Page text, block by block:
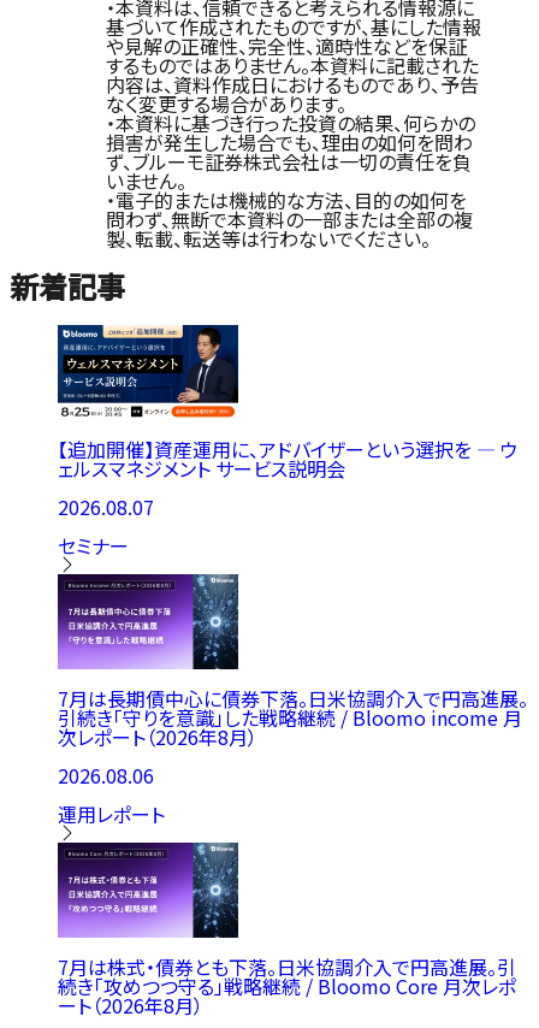
・本資料は、信頼できると考えられる情報源に
基づいて作成されたものですが、基にした情報
や見解の正確性、完全性、適時性などを保証
するものではありません。本資料に記載された
内容は、資料作成日におけるものであり、予告
なく変更する場合があります。
・本資料に基づき行った投資の結果、何らかの
損害が発生した場合でも、理由の如何を問わ
ず、ブルーモ証券株式会社は一切の責任を負
いません。
・電子的または機械的な方法、目的の如何を
問わず、無断で本資料の一部または全部の複
製、転載、転送等は行わないでください。
新着記事
【追加開催】資産運用に、アドバイザーという選択を ― ウ
ェルスマネジメント サービス説明会
2026.08.07
セミナー
7月は長期債中心に債券下落。日米協調介入で円高進展。
引続き「守りを意識」した戦略継続 / Bloomo income 月
次レポート（2026年8月）
2026.08.06
運用レポート
7月は株式・債券とも下落。日米協調介入で円高進展。引
続き「攻めつつ守る」戦略継続 / Bloomo Core 月次レポ
ート（2026年8月）